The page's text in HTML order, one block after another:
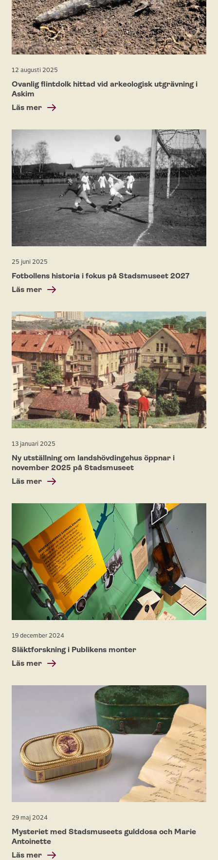
12 augusti 2025
Ovanlig flintdolk hittad vid arkeologisk utgrävning i
Askim
Läs mer
25 juni 2025
Fotbollens historia i fokus på Stadsmuseet 2027
Läs mer
13 januari 2025
Ny utställning om landshövdingehus öppnar i
november 2025 på Stadsmuseet
Läs mer
19 december 2024
Släktforskning i Publikens monter
Läs mer
29 maj 2024
Mysteriet med Stadsmuseets gulddosa och Marie
Antoinette
Läs mer